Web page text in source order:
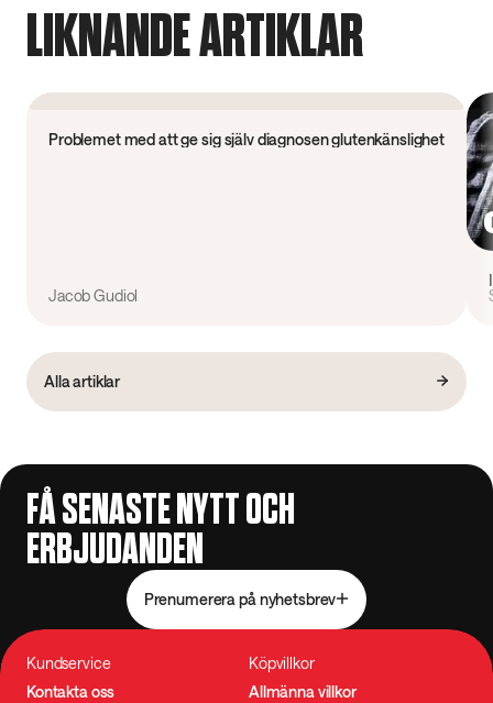
LIKNANDE ARTIKLAR
Problemet med att ge sig själv diagnosen glutenkänslighet
Jacob Gudiol
Alla artiklar
FÅ SENASTE NYTT OCH
ERBJUDANDEN
Prenumerera på nyhetsbrev
Kundservice
Kontakta oss
Köpvillkor
Allmänna villkor